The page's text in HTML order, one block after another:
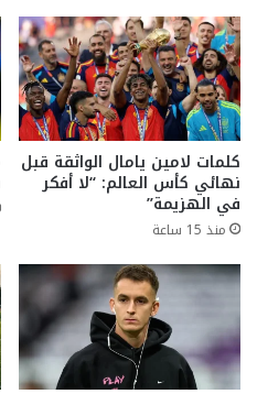
كلمات لامين يامال الواثقة قبل
نهائي كأس العالم: “لا أفكر
في الهزيمة”
منذ 15 ساعة